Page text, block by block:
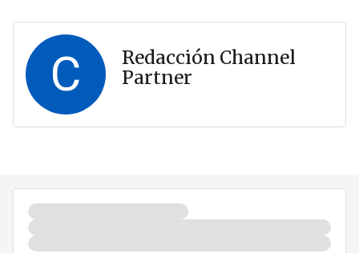
C
Redacción Channel
Partner